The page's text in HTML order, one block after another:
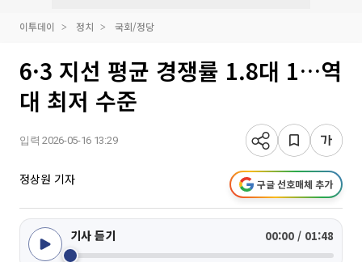
이투데이 정치 국회/정당
6·3 지선 평균 경쟁률 1.8대 1…역
대 최저 수준
입력 2026-05-16 13:29
정상원 기자 구글 선호매체 추가
기사 듣기 00:00 / 01:48